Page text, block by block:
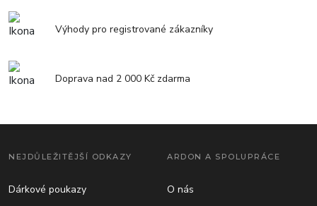
Výhody pro registrované zákazníky
Doprava nad 2 000 Kč zdarma
NEJDŮLEŽITĚJŠÍ ODKAZY
Dárkové poukazy
ARDON A SPOLUPRÁCE
O nás